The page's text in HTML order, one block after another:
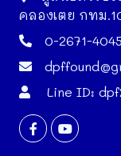
คลองเตย กทม
0-2671-
Line ID: